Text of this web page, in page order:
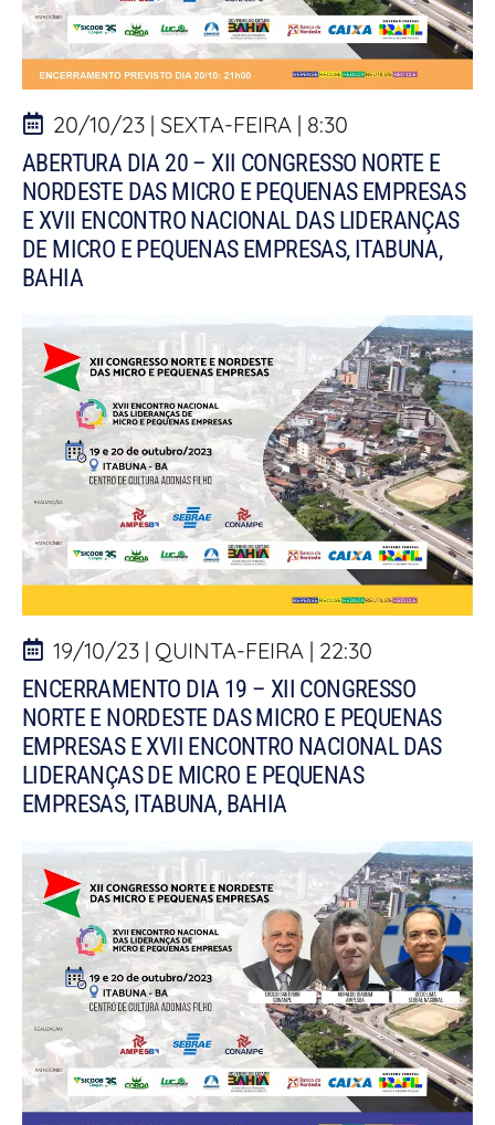
20/10/23 | SEXTA-FEIRA | 8:30
ABERTURA DIA 20 – XII CONGRESSO NORTE E
NORDESTE DAS MICRO E PEQUENAS EMPRESAS
E XVII ENCONTRO NACIONAL DAS LIDERANÇAS
DE MICRO E PEQUENAS EMPRESAS, ITABUNA,
BAHIA
19/10/23 | QUINTA-FEIRA | 22:30
ENCERRAMENTO DIA 19 – XII CONGRESSO
NORTE E NORDESTE DAS MICRO E PEQUENAS
EMPRESAS E XVII ENCONTRO NACIONAL DAS
LIDERANÇAS DE MICRO E PEQUENAS
EMPRESAS, ITABUNA, BAHIA